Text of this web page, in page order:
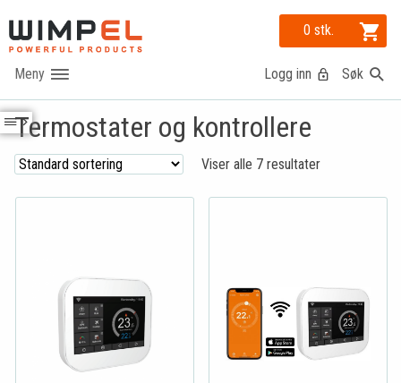
Søk
0 stk.
Logg inn
Termostater og kontrollere
Viser alle 7 resultater